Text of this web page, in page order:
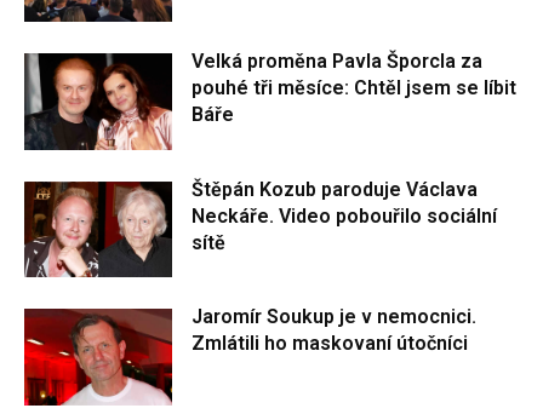
Velká proměna Pavla Šporcla za
pouhé tři měsíce: Chtěl jsem se líbit
Báře
Štěpán Kozub paroduje Václava
Neckáře. Video pobouřilo sociální
sítě
Jaromír Soukup je v nemocnici.
Zmlátili ho maskovaní útočníci